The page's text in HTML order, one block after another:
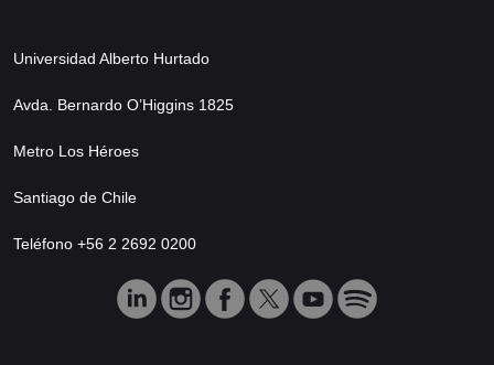
Universidad Alberto Hurtado
Avda. Bernardo O’Higgins 1825
Metro Los Héroes
Santiago de Chile
Teléfono +56 2 2692 0200